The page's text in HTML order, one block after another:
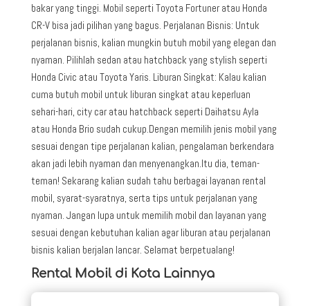
bakar yang tinggi. Mobil seperti Toyota Fortuner atau Honda
CR-V bisa jadi pilihan yang bagus. Perjalanan Bisnis: Untuk
perjalanan bisnis, kalian mungkin butuh mobil yang elegan dan
nyaman. Pilihlah sedan atau hatchback yang stylish seperti
Honda Civic atau Toyota Yaris. Liburan Singkat: Kalau kalian
cuma butuh mobil untuk liburan singkat atau keperluan
sehari-hari, city car atau hatchback seperti Daihatsu Ayla
atau Honda Brio sudah cukup.Dengan memilih jenis mobil yang
sesuai dengan tipe perjalanan kalian, pengalaman berkendara
akan jadi lebih nyaman dan menyenangkan.Itu dia, teman-
teman! Sekarang kalian sudah tahu berbagai layanan rental
mobil, syarat-syaratnya, serta tips untuk perjalanan yang
nyaman. Jangan lupa untuk memilih mobil dan layanan yang
sesuai dengan kebutuhan kalian agar liburan atau perjalanan
bisnis kalian berjalan lancar. Selamat berpetualang!
Rental Mobil di Kota Lainnya